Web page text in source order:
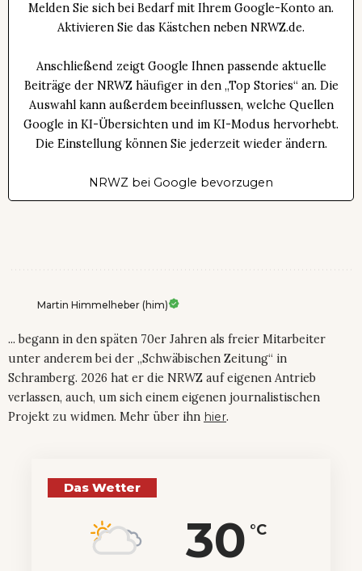
Melden Sie sich bei Bedarf mit Ihrem Google-Konto an.
Aktivieren Sie das Kästchen neben NRWZ.de.
Anschließend zeigt Google Ihnen passende aktuelle
Beiträge der NRWZ häufiger in den „Top Stories“ an. Die
Auswahl kann außerdem beeinflussen, welche Quellen
Google in KI-Übersichten und im KI-Modus hervorhebt.
Die Einstellung können Sie jederzeit wieder ändern.
NRWZ bei Google bevorzugen
Martin Himmelheber (him)
... begann in den späten 70er Jahren als freier Mitarbeiter
unter anderem bei der „Schwäbischen Zeitung“ in
Schramberg. 2026 hat er die NRWZ auf eigenen Antrieb
verlassen, auch, um sich einem eigenen journalistischen
Projekt zu widmen. Mehr über ihn hier.
Das Wetter
30 °C